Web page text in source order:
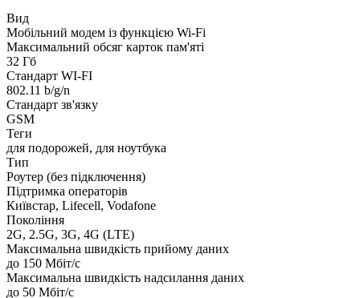
Вид
Мобільний модем із функцією Wi-Fi
Максимальний обсяг карток пам'яті
32 Гб
Стандарт WI-FI
802.11 b/g/n
Стандарт зв'язку
GSM
Теги
для подорожей, для ноутбука
Тип
Роутер (без підключення)
Підтримка операторів
Київстар, Lifecell, Vodafone
Покоління
2G, 2.5G, 3G, 4G (LTE)
Максимальна швидкість прийому даних
до 150 Мбіт/с
Максимальна швидкість надсилання даних
до 50 Мбіт/с